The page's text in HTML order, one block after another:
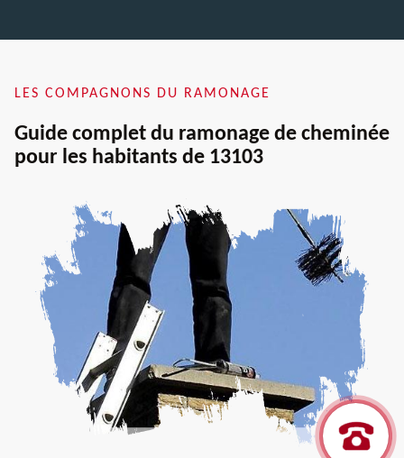
LES COMPAGNONS DU RAMONAGE
Guide complet du ramonage de cheminée
pour les habitants de 13103